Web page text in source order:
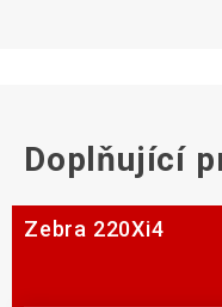
Doplňující
Zebra 220Xi4